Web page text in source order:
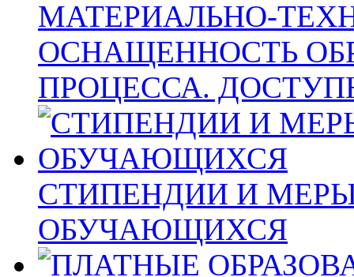
МАТЕРИАЛЬНО-
ОСНАЩЕННОСТЬ
ПРОЦЕССА.
СТИПЕНДИИ И
ОБУЧАЮЩИХСЯ